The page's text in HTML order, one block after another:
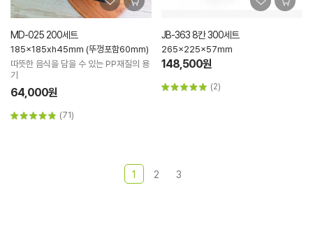
MD-025 200세트
185x185xh45mm (뚜껑포함60mm)
따뜻한 음식을 담을 수 있는 PP재질의 용
기
64,000원
(71)
JB-363 8칸 300세트
265x225x57mm
148,500원
(2)
1 2 3